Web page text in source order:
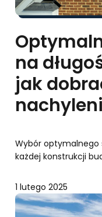
na
jak
Wybór
każdej konstrukcji
1 lutego 2025